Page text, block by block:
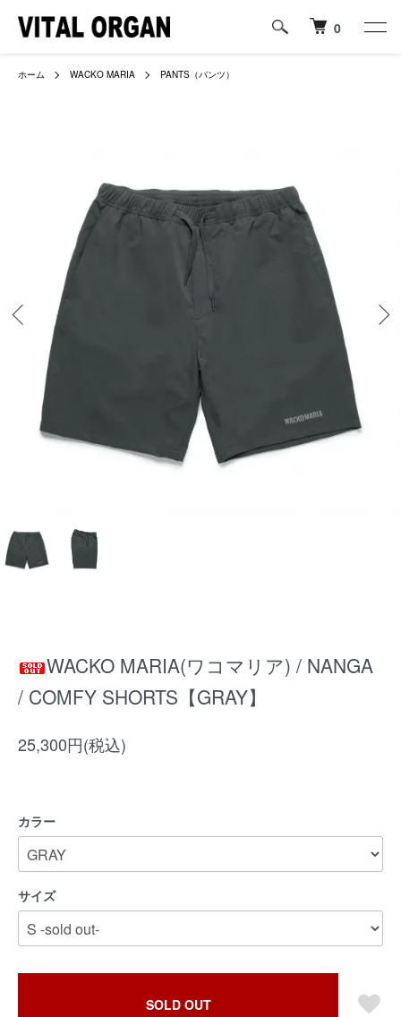
0
ホーム WACKO MARIA PANTS（パンツ）
WACKO MARIA(ワコマリア) / NANGA
/ COMFY SHORTS【GRAY】
25,300円(税込)
カラー
サイズ
SOLD OUT